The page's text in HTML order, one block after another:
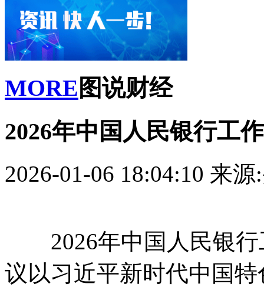
MORE 图说财经
2026年中国人民银行工
2026-01-06 18:04:10 来源
2026年中国人民银行
议以习近平新时代中国